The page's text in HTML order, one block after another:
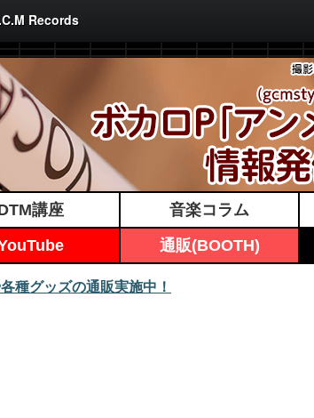
Records
講座 音楽コラム
通販(BOOTH)
種グッズの通販実施中！